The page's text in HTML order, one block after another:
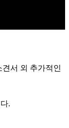
서 외 추가적인
.